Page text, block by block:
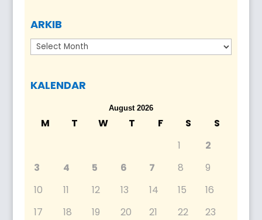
ARKIB
Arkib
KALENDAR
August 2026
M T W T F S
S
1
2
3
4 5 6 7 8
9
10
11 12 13 14 15
16
17
18 19 20 21 22
23